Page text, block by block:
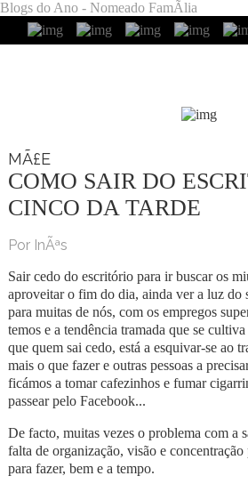
Blogs do Ano - Nomeado FamÃ­lia
MÃ£E
COMO SAIR DO
CINCO DA TARDE
Por InÃªs
Sair cedo do escritório para ir buscar os
aproveitar o fim do dia, ainda ver a luz
para muitas de nós, com os empregos
temos e a tendência tramada que se
que quem sai cedo, está a esquivar-se ao
mais o que fazer e outras pessoas a
ficámos a tomar cafezinhos e fumar
passear pelo Facebook...
De facto, muitas vezes o problema com a
falta de organização, visão e
para fazer, bem e a tempo.